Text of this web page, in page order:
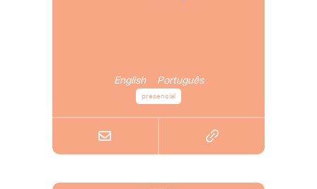
English Português
presencial